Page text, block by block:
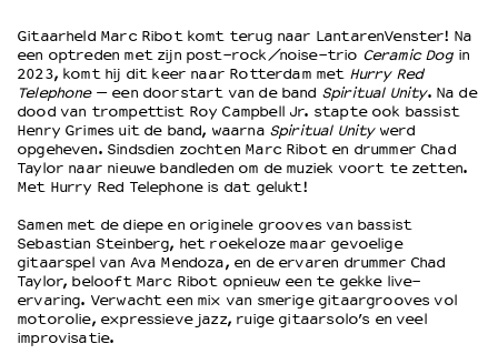
OVER LANTARENVENSTER
Wat we doen
Werken bij
Wie is wie
Word vriend
Historie
Partners
Huisregels
Privacyverklaring
Integriteits- en gedragscode
Duurzaamheid
Culturele boycot Israël
Gitaarheld Marc Ribot komt terug naar LantarenVenster! Na
een optreden met zijn post-rock/noise-trio Ceramic Dogin
2023, komt hij dit keer naar Rotterdam met Hurry Red
Telephone— een doorstart van de band Spiritual Unity. Na de
dood van trompettist Roy Campbell Jr. stapte ook bassist
Henry Grimes uit de band, waarna Spiritual Unitywerd
opgeheven. Sindsdien zochten Marc Ribot en drummer Chad
Taylor naar nieuwe bandleden om de muziek voort te zetten.
Met Hurry Red Telephone is dat gelukt!
Samen met de diepe en originele grooves van bassist
Sebastian Steinberg, het roekeloze maar gevoelige
gitaarspel van Ava Mendoza, en de ervaren drummer Chad
Taylor, belooft Marc Ribot opnieuw een te gekke live-
ervaring. Verwacht een mix van smerige gitaargrooves vol
motorolie, expressieve jazz, ruige gitaarsolo’s en veel
improvisatie.